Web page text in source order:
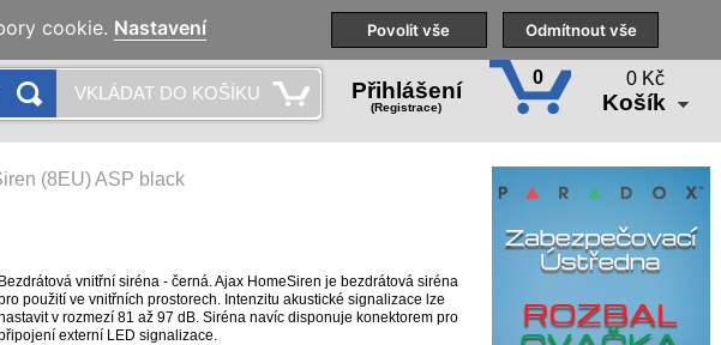
Naše pobočky Technická podpora Školení
VKLÁDAT DO KOŠÍKU Přihlášení
(Registrace)
0 0 Kč
Košík
(8EU) ASP black
Bezdrátová vnitřní siréna - černá. Ajax HomeSiren je bezdrátová siréna
použití ve vnitřních prostorech. Intenzitu akustické signalizace lze
v rozmezí 81 až 97 dB. Siréna navíc disponuje konektorem pro
externí LED signalizace.
cookie. Nastavení Povolit vše Odmítnout vše